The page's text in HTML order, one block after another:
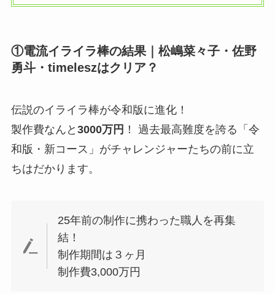
①電流イライラ棒の結果｜松嶋菜々子・佐野
勇斗・timeleszはクリア？
伝説のイライラ棒が令和版に進化！
製作費なんと 3000万円 ！ 過去最高難度を誇る「令
和版・新コース」がチャレンジャーたちの前に立
ちはだかります。
25年前の制作に携わった職人を再集
結！
制作期間は３ヶ月
制作費3,000万円